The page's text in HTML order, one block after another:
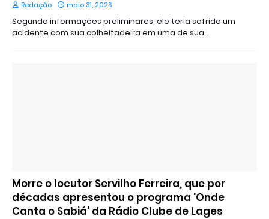
Redação maio 31, 2023
Segundo informações preliminares, ele teria sofrido um
acidente com sua colheitadeira em uma de sua…
Morre o locutor Servilho Ferreira, que por
décadas apresentou o programa 'Onde
Canta o Sabiá' da Rádio Clube de Lages